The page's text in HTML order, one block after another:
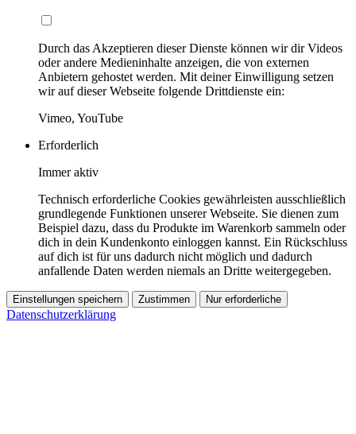
Durch das Akzeptieren dieser Dienste können wir dir Videos
oder andere Medieninhalte anzeigen, die von externen
Anbietern gehostet werden. Mit deiner Einwilligung setzen
wir auf dieser Webseite folgende Drittdienste ein:
Vimeo, YouTube
Erforderlich
Immer aktiv
Technisch erforderliche Cookies gewährleisten ausschließlich
grundlegende Funktionen unserer Webseite. Sie dienen zum
Beispiel dazu, dass du Produkte im Warenkorb sammeln oder
dich in dein Kundenkonto einloggen kannst. Ein Rückschluss
auf dich ist für uns dadurch nicht möglich und dadurch
anfallende Daten werden niemals an Dritte weitergegeben.
Einstellungen speichern Zustimmen Nur erforderliche
Datenschutzerklärung